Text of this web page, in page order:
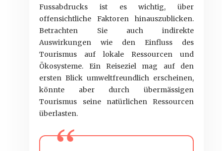
Fussabdrucks ist es wichtig, über
offensichtliche Faktoren hinauszublicken.
Betrachten Sie auch indirekte
Auswirkungen wie den Einfluss des
Tourismus auf lokale Ressourcen und
Ökosysteme. Ein Reiseziel mag auf den
ersten Blick umweltfreundlich erscheinen,
könnte aber durch übermässigen
Tourismus seine natürlichen Ressourcen
überlasten.